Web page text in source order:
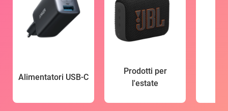
Alimentatori USB-C
Prodotti per
l'estate